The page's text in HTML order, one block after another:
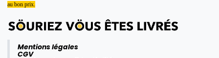
au bon prix.
Mentions légales
CGV